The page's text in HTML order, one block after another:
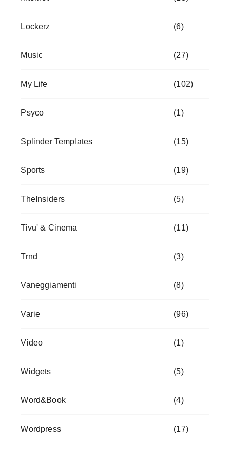
Lockerz (6)
Music (27)
My Life (102)
Psyco (1)
Splinder Templates (15)
Sports (19)
TheInsiders (5)
Tivu' & Cinema (11)
Trnd (3)
Vaneggiamenti (8)
Varie (96)
Video (1)
Widgets (5)
Word&Book (4)
Wordpress (17)